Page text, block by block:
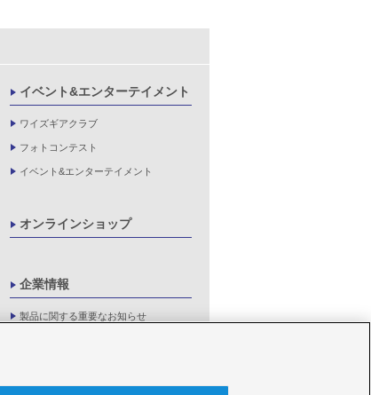
イベント&エンターテイメント
ワイズギアクラブ
フォトコンテスト
イベント&エンターテイメント
オンラインショップ
企業情報
製品に関する重要なお知らせ